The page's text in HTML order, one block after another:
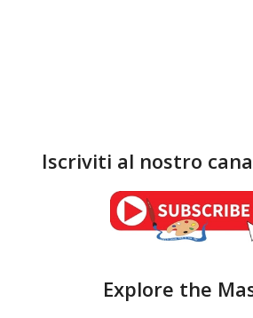
Iscriviti al nostro
Explore the